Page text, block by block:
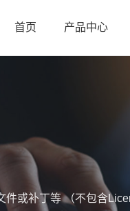
首页 产品中心
件或补丁等 （不包含